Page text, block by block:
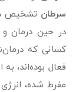
سرطان تشخیص
در حین درمان
کسانی که
فعال بوده‌اند،
مفرط شده،